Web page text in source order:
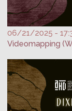
06/21/2025 -
Videomapping